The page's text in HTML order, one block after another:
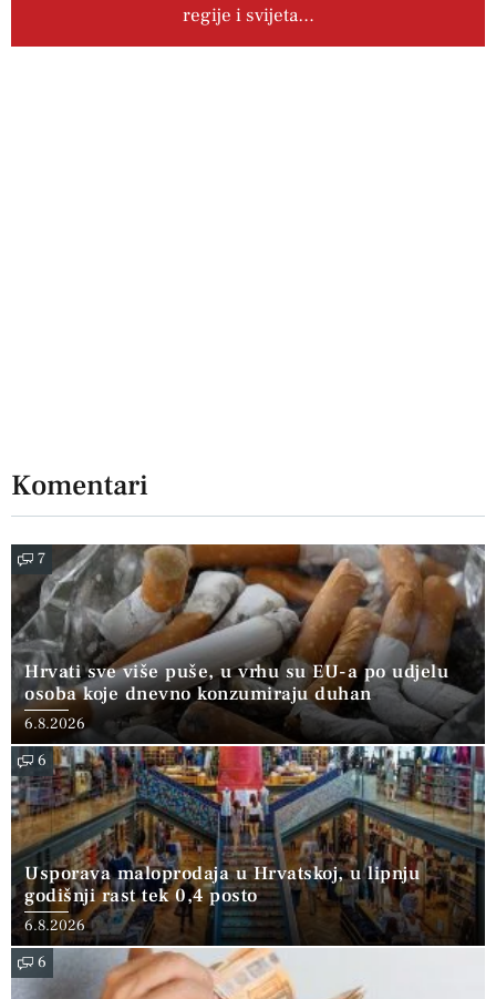
regije i svijeta…
Komentari
7
Hrvati sve više puše, u vrhu su EU-a po udjelu
osoba koje dnevno konzumiraju duhan
6.8.2026
6
Usporava maloprodaja u Hrvatskoj, u lipnju
godišnji rast tek 0,4 posto
6.8.2026
6